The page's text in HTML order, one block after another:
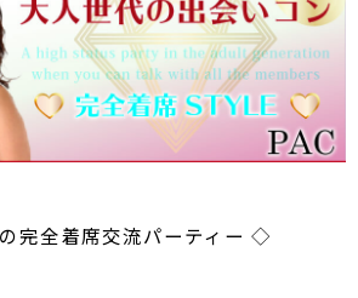
完全着席交流パーティー ◇